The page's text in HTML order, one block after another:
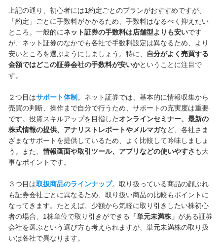
上記の通り、初心者には1約定ごとのプランがおすすめですが、
「約定」ごとに手数料がかかるため、手数料はなるべく抑えたい
ところ。一般的にネット証券の手数料は店舗型よりも安いです
が、ネット証券のなかでも各社で手数料設定は異なるため、より
安いところを選ぶようにしましょう。特に、
自分がよく売買する
金額ではどこの証券会社の手数料が安いかということに注目で
す。
２つ目はサポート体制 。ネット証券では、基本的に情報収集から
売買の判断、操作まで自分で行うため、サポートの充実度は重要
です。投資スキルアップを目指したオンラインセミナー、最新の
株式情報の提供、アナリストレポートやメルマガなど、各社さま
ざまなサポートを提供しているため、よく比較して吟味しましょ
う。また、情報画面や取引ツール、アプリなどの使いやすさ も大
事なポイントです。
３つ目は取扱商品のラインナップ。取り扱っている商品の顔ぶれ
も証券会社ごとに異なるため、取り扱い商品の比較もポイントに
なってきます。たとえば、少額から気軽に取り引きしたい株初心
者の場合、1株単位で取り引きができる
「単元未満株」 がある証券
会社を選ぶという選び方も考えられますが、単元未満株の取り扱
いは各社で異なります。